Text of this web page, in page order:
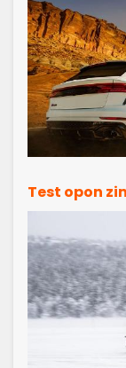
Test opon